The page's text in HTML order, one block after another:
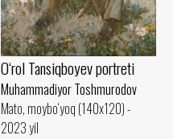
O‘rol Tansiqboyev portreti
Muhammadiyor Toshmurodov
Mato, moybo‘yoq (140x120) -
2023 yil